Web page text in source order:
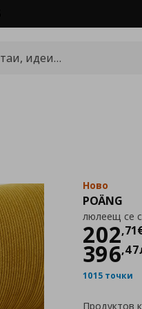
Ново
POÄNG
люлеещ се
202,71
396,47
1015 точки
Продуктов